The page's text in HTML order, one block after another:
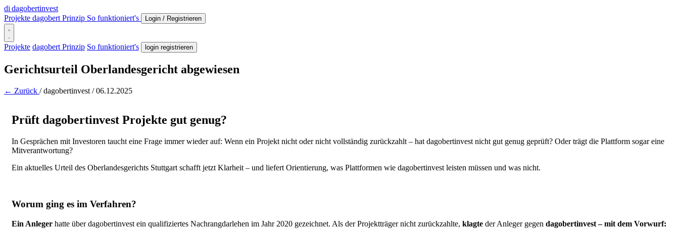
di dagobertinvest
Projekte dagobert Prinzip So funktioniert's Login / Registrieren
Projekte dagobert Prinzip So funktioniert's login registrieren
Gerichtsurteil Oberlandesgericht abgewiesen
← Zurück / dagobertinvest / 06.12.2025
Prüft dagobertinvest Projekte gut genug?
In Gesprächen mit Investoren taucht eine Frage immer wieder auf: Wenn ein Projekt nicht oder nicht vollständig zurückzahlt – hat dagobertinvest nicht gut genug geprüft? Oder trägt die Plattform sogar eine
Mitverantwortung?
Ein aktuelles Urteil des Oberlandesgerichts Stuttgart schafft jetzt Klarheit – und liefert Orientierung, was Plattformen wie dagobertinvest leisten müssen und was nicht.
Worum ging es im Verfahren?
Ein Anleger hatte über dagobertinvest ein qualifiziertes Nachrangdarlehen im Jahr 2020 gezeichnet. Als der Projektträger nicht zurückzahlte, klagte der Anleger gegen dagobertinvest – mit dem Vorwurf: